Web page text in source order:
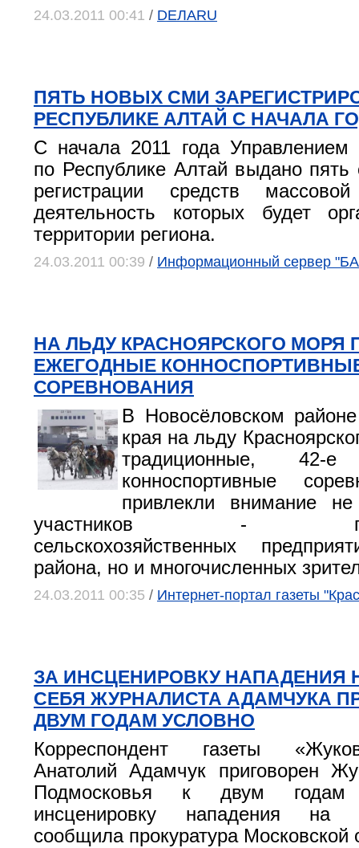
24.03.2011 00:41 / DEЛАRU
ПЯТЬ НОВЫХ СМИ
РЕСПУБЛИКЕ АЛТАЙ С НАЧАЛА
С начала 2011 года Управлением
по Республике Алтай выдано пять
регистрации средств
деятельность которых будет
территории региона.
24.03.2011 00:39 / Информационный сервер
НА ЛЬДУ КРАСНОЯРСКОГО МОРЯ
ЕЖЕГОДНЫЕ
СОРЕВНОВАНИЯ
В Новосёловском районе
края на льду
традиционные,
конноспортивные
привлекли внимание
участников -
сельскохозяйственных
района, но и многочисленных
24.03.2011 00:35 / Интернет-портал газеты
ЗА ИНСЦЕНИРОВКУ НАПАДЕНИЯ
СЕБЯ ЖУРНАЛИСТА АДАМЧУКА
ДВУМ ГОДАМ УСЛОВНО
Корреспондент газеты
Анатолий Адамчук приговорен
Подмосковья к двум
инсценировку нападения на
сообщила прокуратура Московской